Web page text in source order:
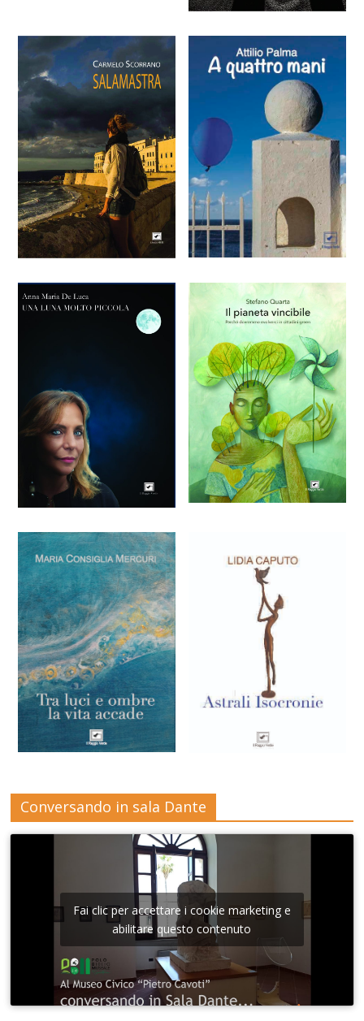
Conversando in sala Dante
Fai clic per accettare i cookie marketing e
abilitare questo contenuto